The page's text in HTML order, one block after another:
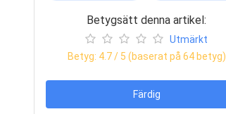
Betygsätt denna artikel:
Utmärkt
Betyg: 4.7/ 5 (baserat på 64betyg)
Färdig